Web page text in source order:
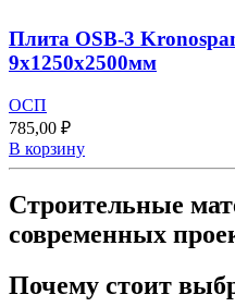
Плита OSB-3
9х1250х2500мм
ОСП
785,00 ₽
В корзину
Строительные
современных
Почему стоит